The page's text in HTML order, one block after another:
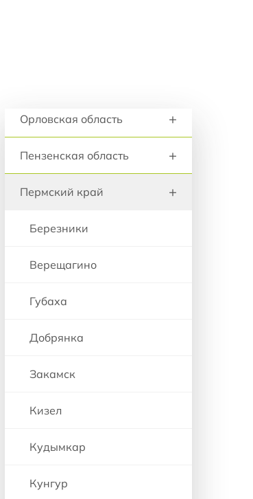
Регионы и города
Орловская область +
Пензенская область +
Пермский край +
Березники
Верещагино
Губаха
Добрянка
Закамск
Кизел
Кудымкар
Кунгур